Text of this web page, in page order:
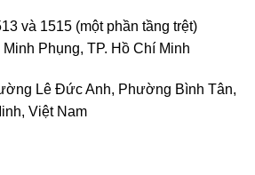
và 1515 (một phần tầng trệt)
Phụng, TP. Hồ Chí Minh
Lê Đức Anh, Phường Bình Tân,
Việt Nam